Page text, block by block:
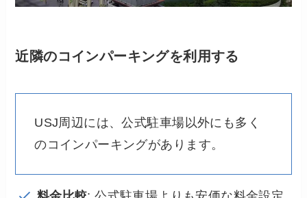
近隣のコインパーキングを利用する
USJ周辺には、公式駐車場以外にも多く
のコインパーキングがあります。